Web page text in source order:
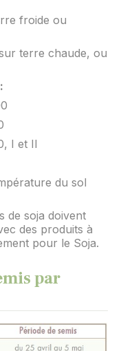
froide ou
terre chaude, ou
I et II
du sol
de soja doivent
des produits à
pour le Soja.
par